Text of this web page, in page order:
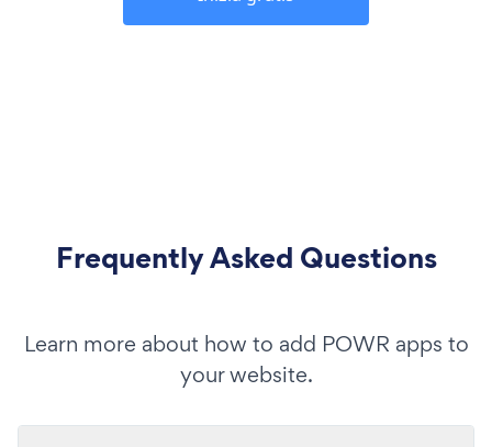
Frequently Asked Questions
Learn more about how to add POWR apps to
your website.